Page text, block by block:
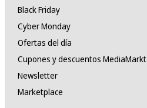
Black Friday
Cyber Monday
Ofertas del día
Cupones y descuentos MediaMarkt
Newsletter
Marketplace